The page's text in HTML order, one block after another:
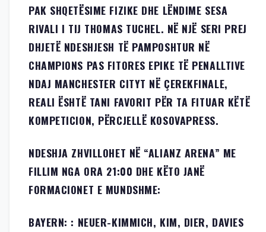
PAK SHQETËSIME FIZIKE DHE LËNDIME SESA
RIVALI I TIJ THOMAS TUCHEL. NË NJË SERI PREJ
DHJETË NDESHJESH TË PAMPOSHTUR NË
CHAMPIONS PAS FITORES EPIKE TË PENALLTIVE
NDAJ MANCHESTER CITYT NË ÇEREKFINALE,
REALI ËSHTË TANI FAVORIT PËR TA FITUAR KËTË
KOMPETICION, PËRCJELLË KOSOVAPRESS.
NDESHJA ZHVILLOHET NË “ALIANZ ARENA” ME
FILLIM NGA ORA 21:00 DHE KËTO JANË
FORMACIONET E MUNDSHME:
BAYERN: : NEUER-KIMMICH, KIM, DIER, DAVIES